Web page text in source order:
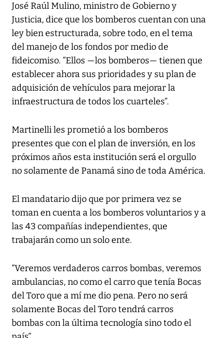
José Raúl Mulino, ministro de Gobierno y
Justicia, dice que los bomberos cuentan con una
ley bien estructurada, sobre todo, en el tema
del manejo de los fondos por medio de
fideicomiso. “Ellos —los bomberos— tienen que
establecer ahora sus prioridades y su plan de
adquisición de vehículos para mejorar la
infraestructura de todos los cuarteles”.
Martinelli les prometió a los bomberos
presentes que con el plan de inversión, en los
próximos años esta institución será el orgullo
no solamente de Panamá sino de toda América.
El mandatario dijo que por primera vez se
toman en cuenta a los bomberos voluntarios y a
las 43 compañías independientes, que
trabajarán como un solo ente.
“Veremos verdaderos carros bombas, veremos
ambulancias, no como el carro que tenía Bocas
del Toro que a mí me dio pena. Pero no será
solamente Bocas del Toro tendrá carros
bombas con la última tecnología sino todo el